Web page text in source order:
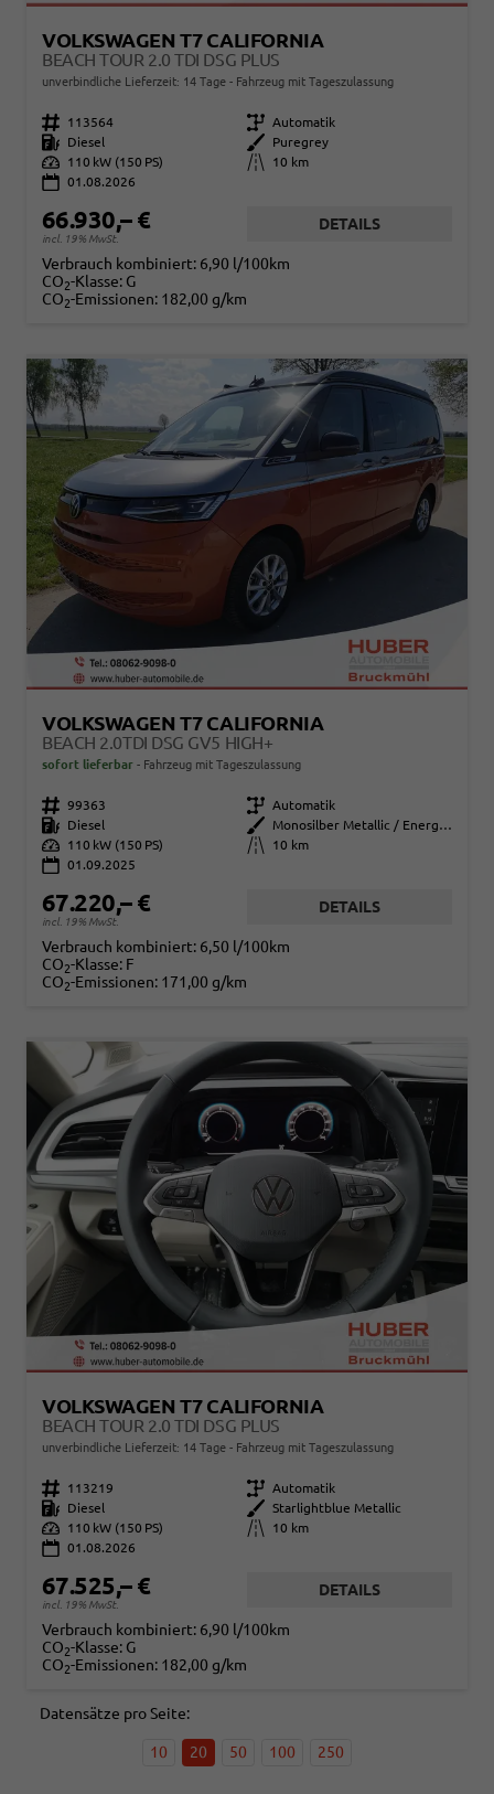
VOLKSWAGEN T7 CALIFORNIA
BEACH TOUR 2.0 TDI DSG PLUS
unverbindliche Lieferzeit: 14 Tage Fahrzeug mit Tageszulassung
Fahrzeugnr. 113564 Getriebe Automatik
Kraftstoff
Diesel Außenfarbe
Puregrey
Leistung
110 kW (150 PS) Kilometerstand
10 km
01.08.2026
66.930,– €
incl. 19% MwSt.
DETAILS
Verbrauch kombiniert: 6,90 l/100km
CO2-Klasse: G
CO2-Emissionen: 182,00 g/km
VOLKSWAGEN T7 CALIFORNIA
BEACH 2.0TDI DSG GV5 HIGH+
sofort lieferbar Fahrzeug mit Tageszulassung
Fahrzeugnr. 99363 Getriebe Automatik
Kraftstoff
Diesel Außenfarbe
Monosilber Metallic / Energeticorange Metallic Dach Schwarz
Leistung
110 kW (150 PS) Kilometerstand
10 km
01.09.2025
67.220,– €
incl. 19% MwSt.
DETAILS
Verbrauch kombiniert: 6,50 l/100km
CO2-Klasse: F
CO2-Emissionen: 171,00 g/km
VOLKSWAGEN T7 CALIFORNIA
BEACH TOUR 2.0 TDI DSG PLUS
unverbindliche Lieferzeit: 14 Tage Fahrzeug mit Tageszulassung
Fahrzeugnr. 113219 Getriebe Automatik
Kraftstoff
Diesel Außenfarbe
Starlightblue Metallic
Leistung
110 kW (150 PS) Kilometerstand
10 km
01.08.2026
67.525,– €
incl. 19% MwSt.
DETAILS
Verbrauch kombiniert: 6,90 l/100km
CO2-Klasse: G
CO2-Emissionen: 182,00 g/km
Datensätze pro Seite:
10 20 50 100 250